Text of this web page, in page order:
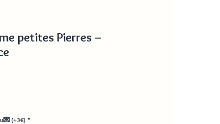
petites Pierres –
(+3€) *